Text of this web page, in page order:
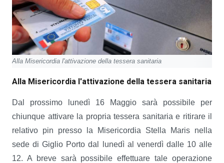
Alla Misericordia l'attivazione della tessera sanitaria
Alla Misericordia l'attivazione della tessera sanitaria
Dal prossimo lunedì 16 Maggio sarà possibile per
chiunque attivare la propria tessera sanitaria e ritirare il
relativo pin presso la Misericordia Stella Maris nella
sede di Giglio Porto dal lunedì al venerdì dalle 10 alle
12. A breve sarà possibile effettuare tale operazione